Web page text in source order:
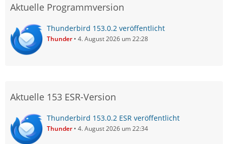
Aktuelle Programmversion
Thunderbird 153.0.2 veröffentlicht
Thunder 4. August 2026 um 22:28
Aktuelle 153 ESR-Version
Thunderbird 153.0.2 ESR veröffentlicht
Thunder 4. August 2026 um 22:34